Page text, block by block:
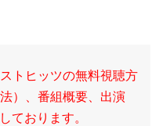
トヒッツの無料視聴方
）、番組概要、出演
ております。